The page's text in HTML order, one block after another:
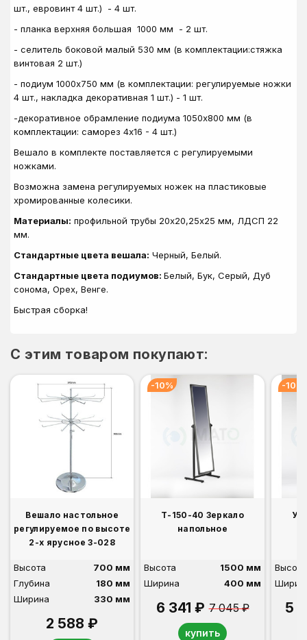
шт., евровинт 4 шт.) - 4 шт.
- планка верхняя большая 1000 мм - 2 шт.
- селитель боковой малый 530 мм (в комплектации:стяжка
винтовая 2 шт.)
- подиум 1000х750 мм (в комплектации: регулируемые ножки
4 шт., накладка декоративная 1 шт.) - 1 шт.
-декоративное обрамление подиума 1050х800 мм (в
комплектации: саморез 4х16 - 4 шт.)
Вешало в комплекте поставляется с регулируемыми
ножками.
Возможна замена регулируемых ножек на пластиковые
хромированные колесики.
Материалы: профильной трубы 20х20,25х25 мм, ЛДСП 22
мм.
Стандартные цвета вешала: Черный, Белый.
Стандартные цвета подиумов: Белый, Бук, Серый, Дуб
сонома, Орех, Венге.
Быстрая сборка!
C этим товаром покупают:
Вешало настольное
регулируемое по высоте
2-х ярусное 3-028
Высота
700 мм
Глубина
180 мм
Ширина
330 мм
2 588 ₽
-10%
Т-150-40 Зеркало
напольное
Высота
1500 мм
Ширина
400 мм
6 341 ₽ 7 045 ₽
купить
-10%
У-
Высота
5